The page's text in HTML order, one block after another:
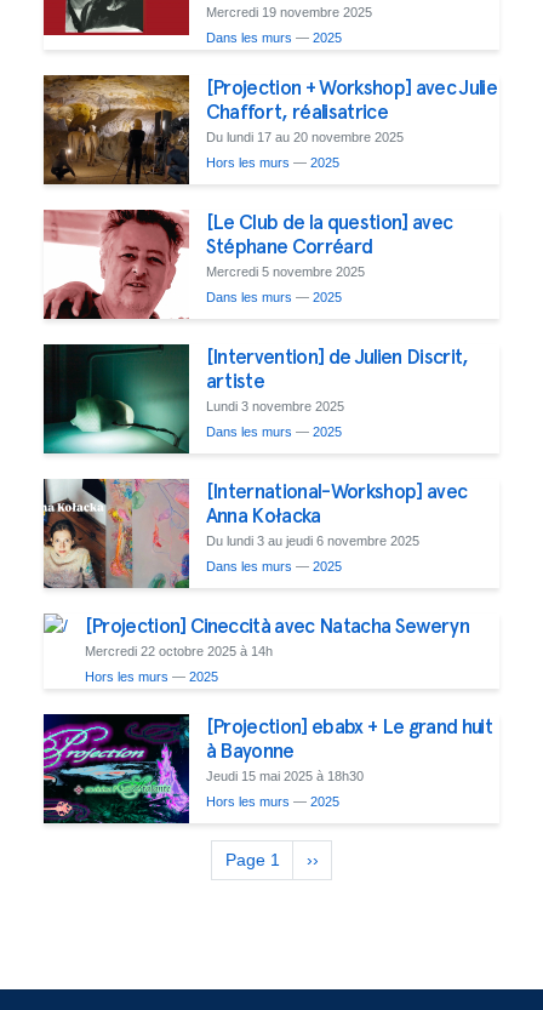
Mercredi 19 novembre 2025
Dans les murs — 2025
[Projection + Workshop] avec Julie
Chaffort, réalisatrice
Du lundi 17 au 20 novembre 2025
Hors les murs — 2025
[Le Club de la question] avec
Stéphane Corréard
Mercredi 5 novembre 2025
Dans les murs — 2025
[Intervention] de Julien Discrit,
artiste
Lundi 3 novembre 2025
Dans les murs — 2025
[International-Workshop] avec
Anna Kołacka
Du lundi 3 au jeudi 6 novembre 2025
Dans les murs — 2025
[Projection] Cineccità avec Natacha Seweryn
Mercredi 22 octobre 2025 à 14h
Hors les murs — 2025
[Projection] ebabx + Le grand huit
à Bayonne
Jeudi 15 mai 2025 à 18h30
Hors les murs — 2025
Pagination
Page 1
Page
suivante
››